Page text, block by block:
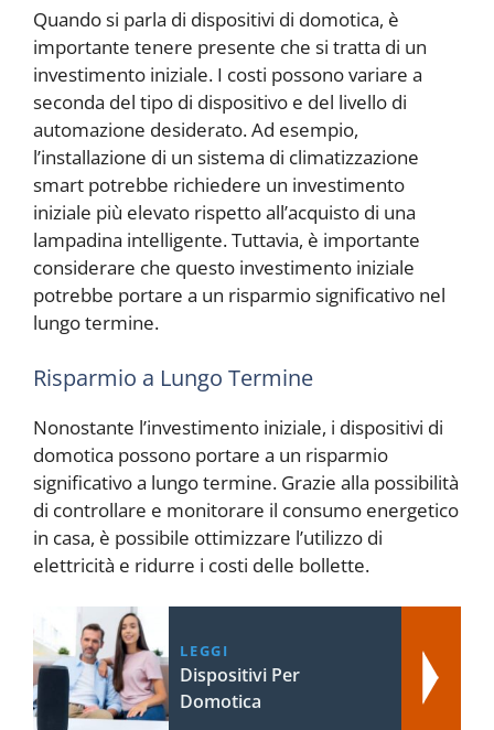
Quando si parla di dispositivi di domotica, è
importante tenere presente che si tratta di un
investimento iniziale. I costi possono variare a
seconda del tipo di dispositivo e del livello di
automazione desiderato. Ad esempio,
l’installazione di un sistema di climatizzazione
smart potrebbe richiedere un investimento
iniziale più elevato rispetto all’acquisto di una
lampadina intelligente. Tuttavia, è importante
considerare che questo investimento iniziale
potrebbe portare a un risparmio significativo nel
lungo termine.
Risparmio a Lungo Termine
Nonostante l’investimento iniziale, i dispositivi di
domotica possono portare a un risparmio
significativo a lungo termine. Grazie alla possibilità
di controllare e monitorare il consumo energetico
in casa, è possibile ottimizzare l’utilizzo di
elettricità e ridurre i costi delle bollette.
LEGGI
Dispositivi Per
Domotica